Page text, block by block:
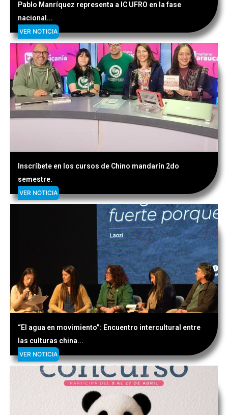
Pablo Manríquez representa a IC UFRO en la fase
nacional...
VER NOTICIA
Inscríbete en los cursos de Chino mandarín 2do
semestre.
VER NOTICIA
“El agua en movimiento”: Encuentro intercultural entre
las culturas china...
VER NOTICIA